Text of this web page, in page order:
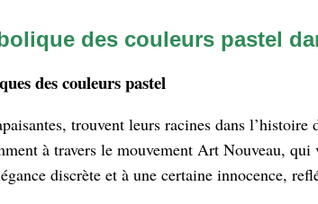
des couleurs pastel
des couleurs pastel
trouvent leurs racines dans
à travers le mouvement Art Nouveau,
discrète et à une certaine innocence,